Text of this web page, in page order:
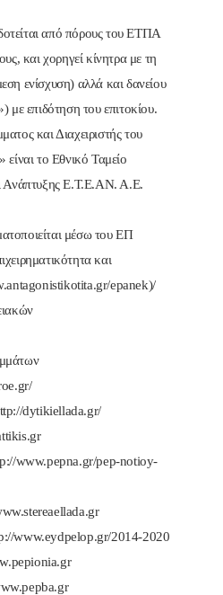
από πόρους του ΕΤΠΑ
και χορηγεί κίνητρα με τη
ενίσχυση) αλλά και δανείου
με επιδότηση του επιτοκίου.
και Διαχειριστής του
είναι το Εθνικό Ταμείο
Ανάπτυξης Ε.Τ.Ε.ΑΝ. Α.Ε.
μέσω του ΕΠ
και
epanek)/
dytikiellada.gr/
www.pepna.gr/pep-notioy-
www.eydpelop.gr/2014-2020